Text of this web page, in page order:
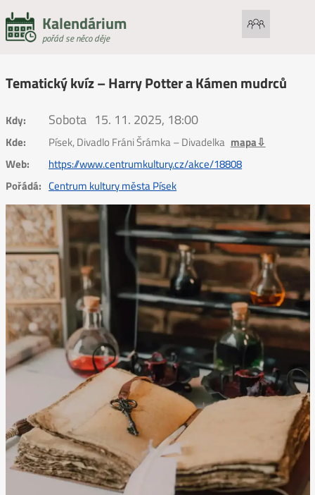
Kalendárium
pořád se něco děje
Tematický kvíz – Harry Potter a Kámen mudrců
Kdy: Sobota 15. 11. 2025, 18:00
Kde: Písek, Divadlo Fráni Šrámka – Divadelka mapa⇩
Web:
https://www.centrumkultury.cz/akce/18808
Pořádá: Centrum kultury města Písek